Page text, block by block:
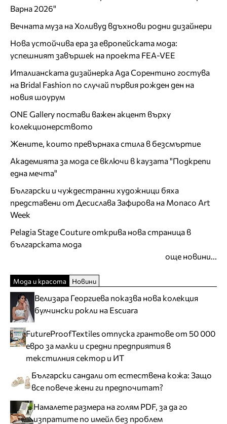
Варна 2026"
Вечната муза на Холивуд вдъхнови родни дизайнери
Нова устойчива ера за европейската мода:
успешният завършек на проекта FEA-VEE
Италианската дизайнерка Ада Сорентино гостува
на Bridal Fashion по случай първия рожден ден на
новия шоурум
ONE Gallery постави важен акцент върху
колекционерството
Жените, които превърнаха стила в безсмъртие
Академията за мода се включи в каузата "Подкрепи
една мечта"
Български и чуждестранни художници бяха
представени от Десислава Зафирова на Monaco Art
Week
Pelagia Stage Couture открива нова страница в
българската мода
още новини...
Мода и красота Новини
Велизара Георгиева показва нова колекция
булчински рокли на Escuara
FutureProofTextiles отпуска грантове от 50 000
евро за малки и средни предприятия в
текстилния сектор и ИТ
Български сандали от естествена кожа: Защо
все повече жени ги предпочитат?
Намалете размера на голям PDF, за да го
изпратите по имейл без проблем